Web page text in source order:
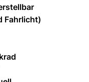
Fahrlicht)